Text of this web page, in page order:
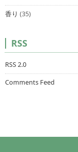
香り (35)
RSS
RSS 2.0
Comments Feed